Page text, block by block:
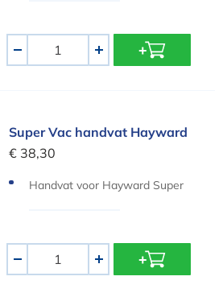
+
Hayward
Super Vac handvat Hayward
€ 38,30
Handvat voor Hayward Super
+